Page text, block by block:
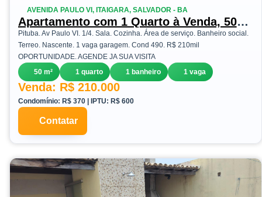
AVENIDA PAULO VI, ITAIGARA, SALVADOR - BA
Apartamento com 1 Quarto à Venda, 50
m²em Itaigara - Salvador
Pituba. Av Paulo VI. 1/4. Sala. Cozinha. Área de serviço. Banheiro social.
Terreo. Nascente. 1 vaga garagem. Cond 490. R$ 210mil
OPORTUNIDADE. AGENDE JA SUA VISITA
50 m²
1 quarto 1 banheiro 1 vaga
Venda: R$ 210.000
Condomínio: R$ 370 | IPTU: R$ 600
Contatar